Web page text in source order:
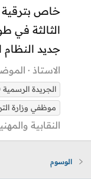
خاص بترقية
الثالثة في
جديد النظام
الاستاذ
الجريدة الرسمية 6790
موظفي وزارة
النقابية
الوسوم